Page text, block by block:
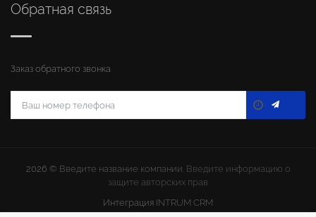
Обратная связь
Заказ обратного звонка
2026 © Введите название компании. Введите информацию о
защите авторских прав
Интеграция INTRUM CRM